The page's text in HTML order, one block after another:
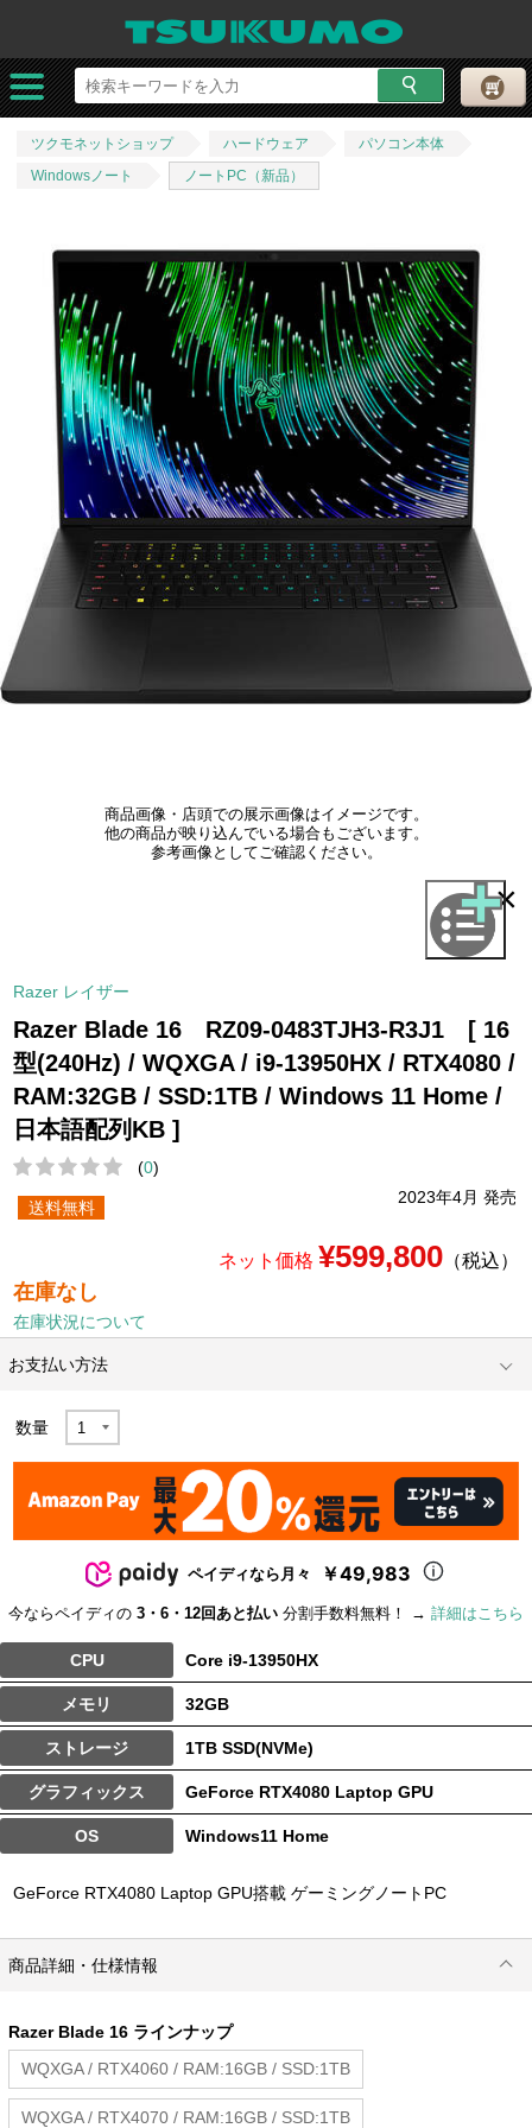
ツクモネットショップ ハードウェア
パソコン本体
Windowsノート
ノートPC（新品）
商品画像・店頭での展示画像はイメージです。
他の商品が映り込んでいる場合もございます。
参考画像としてご確認ください。
×
Razer レイザー
Razer Blade 16 RZ09-0483TJH3-R3J1 [ 16
型(240Hz) / WQXGA / i9-13950HX / RTX4080 /
RAM:32GB / SSD:1TB / Windows 11 Home /
日本語配列KB ]
(0)
2023年4月 発売
送料無料
ネット価格 ¥599,800（税込）
在庫なし
在庫状況について
お支払い方法
数量
ペイディなら月々 ￥49,983
今ならペイディの 3・6・12回あと払い 分割手数料無料！ → 詳細はこちら
CPU Core i9-13950HX
メモリ 32GB
ストレージ 1TB SSD(NVMe)
グラフィックス GeForce RTX4080 Laptop GPU
OS Windows11 Home
GeForce RTX4080 Laptop GPU搭載 ゲーミングノートPC
商品詳細・仕様情報
Razer Blade 16 ラインナップ
WQXGA / RTX4060 / RAM:16GB / SSD:1TB
WQXGA / RTX4070 / RAM:16GB / SSD:1TB